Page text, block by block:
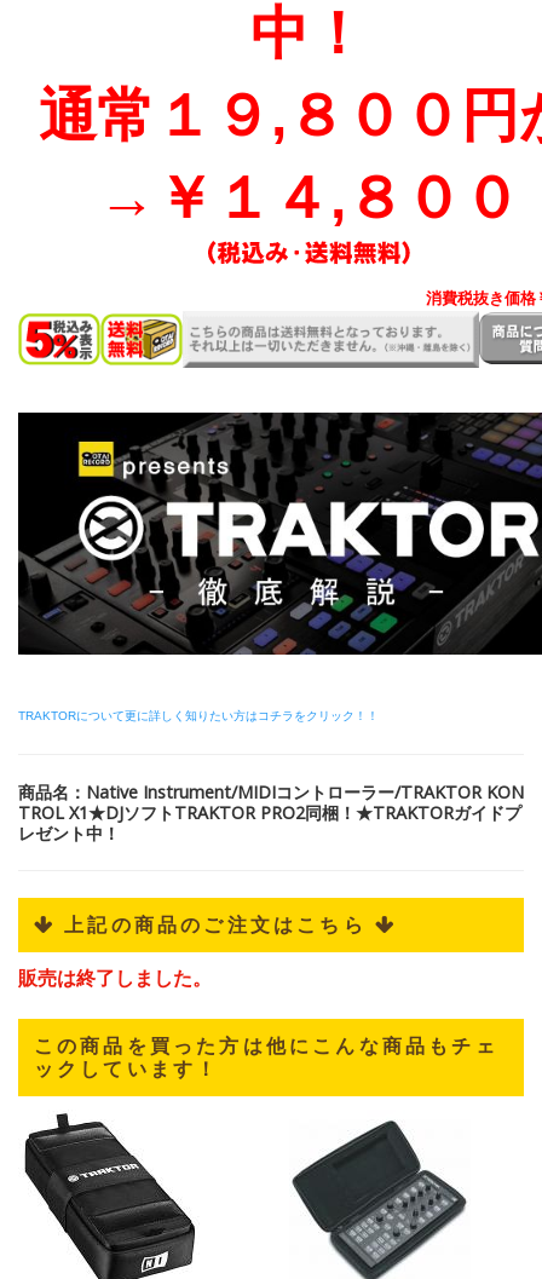
中！
通常１９,８００円
→￥１４,８００
消費税抜き価格
TRAKTORについて更に詳しく知りたい方はコチラをクリック！！
商品名：Native Instrument/MIDIコントローラー/TRAKTOR KON
TROL X1★DJソフトTRAKTOR PRO2同梱！★TRAKTORガイドプ
レゼント中！
 上記の商品のご注文はこちら 
販売は終了しました。
この商品を買った方は他にこんな商品もチェ
ックしています！